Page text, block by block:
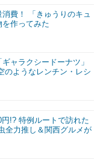
費！ 「きゅうりのキュ
作ってみた
ャラクシードーナツ」
のようなレンチン・レシ
!? 特例ルートで訪れた
全力推し＆関西グルメが